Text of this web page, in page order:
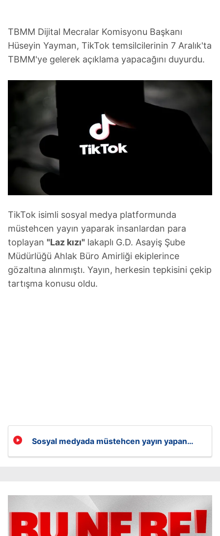
TBMM Dijital Mecralar Komisyonu Başkanı
Hüseyin Yayman, TikTok temsilcilerinin 7 Aralık'ta
TBMM'ye gelerek açıklama yapacağını duyurdu.
TikTok isimli sosyal medya platformunda
müstehcen yayın yaparak insanlardan para
toplayan "Laz kızı" lakaplı G.D. Asayiş Şube
Müdürlüğü Ahlak Büro Amirliği ekiplerince
gözaltına alınmıştı. Yayın, herkesin tepkisini çekip
tartışma konusu oldu.
Sosyal medyada müstehcen yayın yapan